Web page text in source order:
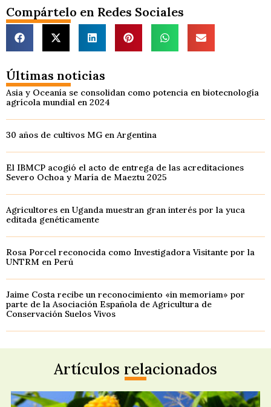
Compártelo en Redes Sociales
Últimas noticias
Asia y Oceanía se consolidan como potencia en biotecnología
agrícola mundial en 2024
30 años de cultivos MG en Argentina
El IBMCP acogió el acto de entrega de las acreditaciones
Severo Ochoa y María de Maeztu 2025
Agricultores en Uganda muestran gran interés por la yuca
editada genéticamente
Rosa Porcel reconocida como Investigadora Visitante por la
UNTRM en Perú
Jaime Costa recibe un reconocimiento «in memoriam» por
parte de la Asociación Española de Agricultura de
Conservación Suelos Vivos
Artículos relacionados